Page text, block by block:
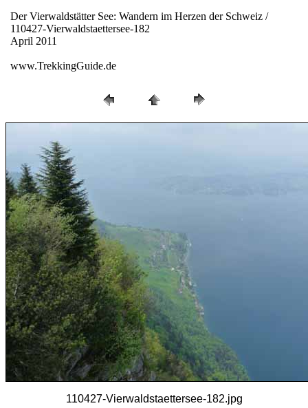
Der Vierwaldstätter See: Wandern im Herzen der Schweiz /
110427-Vierwaldstaettersee-182
April 2011
www.TrekkingGuide.de
110427-Vierwaldstaettersee-182.jpg